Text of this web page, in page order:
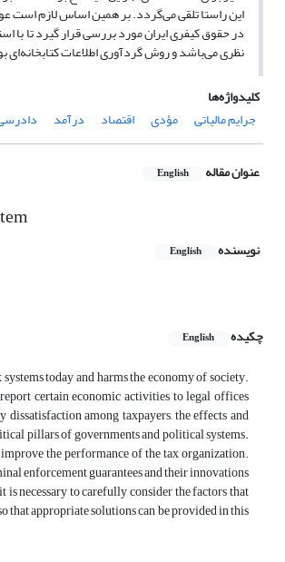
این راستا تلقی می‌گردد. بر همین اساس لازم است
در حقوق کیفری ایران مورد بررسی قرار گیرد تا با
نظری می‌باشد و روش گردآوری اطلاعات
کلیدواژه‌ها
جرایم مالیاتی
مؤدی اقتصاد درآمد
عنوان مقاله English
نویسنده English
چکیده
English
today and harms the economy of society.
certain economic activities to legal offices
among taxpayers, the effects and
pillars of governments and political systems.
the performance of the tax organization.
enforcement guarantees and their innovations
necessary to carefully consider the factors that
that appropriate solutions can be provided in this